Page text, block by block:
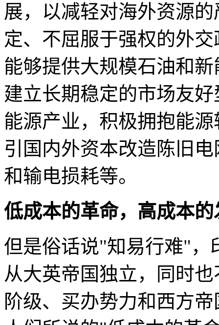
展，以减轻对海外资源
定、不屈服于强权的外
能够提供大规模石油和
建立长期稳定的市场友
能源产业，积极拥抱能
引国内外资本改造陈旧
和输电损耗等。
低成本的革命，高成本的
但是俗话说"知易行难"，
从大英帝国独立，同时
阶级、买办势力和西方